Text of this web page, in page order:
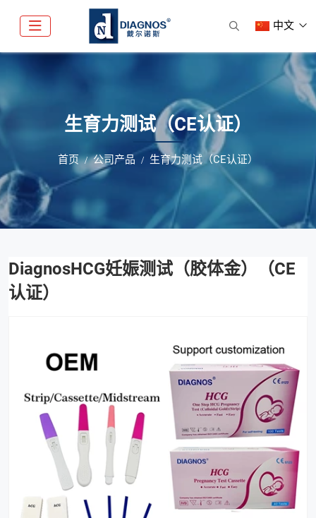
中文
生育力测试（CE认证）
首页 公司产品 生育力测试（CE认证）
DiagnosHCG妊娠测试（胶体金）（CE
认证）